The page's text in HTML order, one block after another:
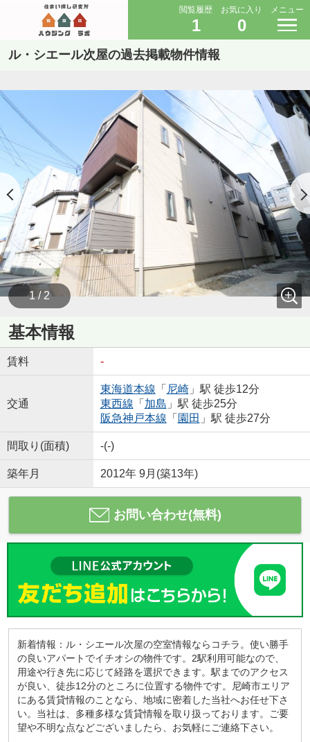
閲覧履歴
1
お気に入り
0
メニュー
ル・シエール次屋の過去掲載物件情報
1 / 2
基本情報
賃料 -
交通
東海道本線 「 尼崎」駅 徒歩12分
東西線 「 加島 」駅 徒歩25分
阪急神戸本線 「 園田 」駅 徒歩27分
間取り(面積) -(-)
築年月 2012年 9月(築13年)
お問い合わせ(無料)
新着情報：ル・シエール次屋の空室情報ならコチラ。使い勝手
の良いアパートでイチオシの物件です。2駅利用可能なので、
用途や行き先に応じて経路を選択できます。駅までのアクセス
が良い、徒歩12分のところに位置する物件です。尼崎市エリア
にある賃貸情報のことなら、地域に密着した当社へお任せ下さ
い。当社は、多種多様な賃貸情報を取り扱っております。ご要
望や不明な点などございましたら、お気軽にご連絡下さい。